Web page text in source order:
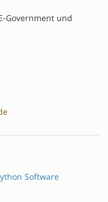
Government und
Software